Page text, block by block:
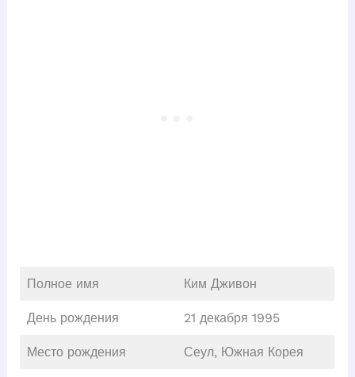
Полное имя Ким Дживон
День рождения 21 декабря 1995
Место рождения Сеул, Южная Корея